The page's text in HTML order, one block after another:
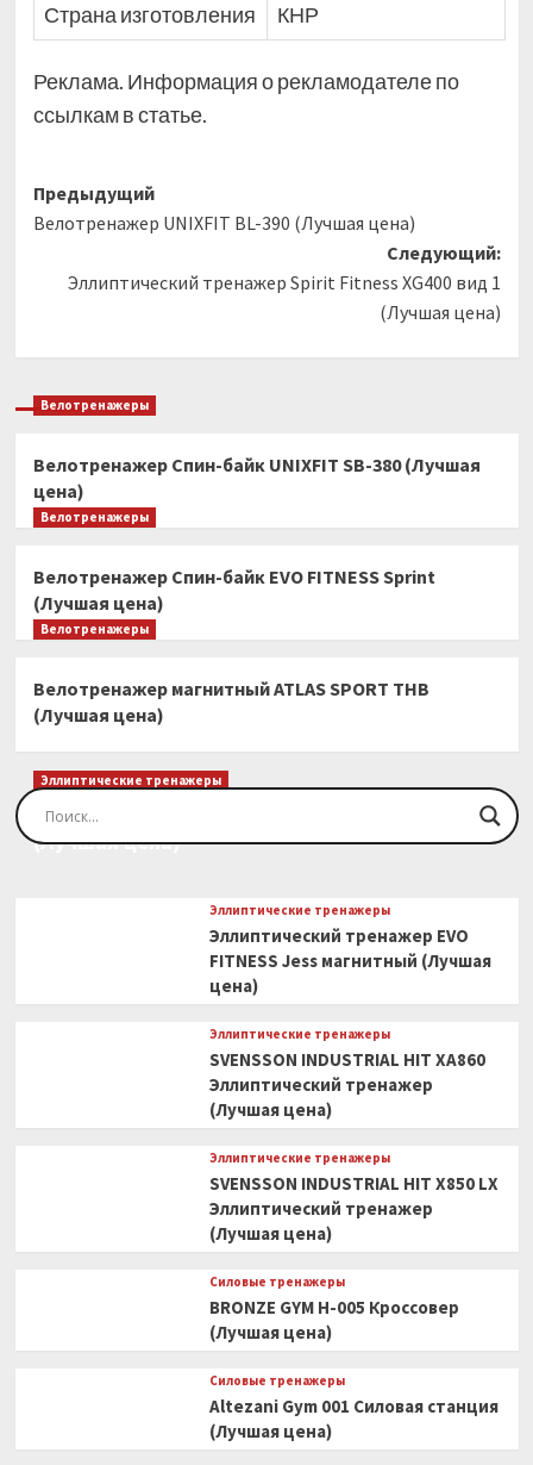
Страна изготовления
КНР
Реклама. Информация о рекламодателе по
ссылкам в статье.
Навигация
записи
Предыдущий
Велотренажер UNIXFIT BL-390 (Лучшая цена)
Следующий:
Эллиптический тренажер Spirit Fitness XG400 вид 1
(Лучшая цена)
Велотренажеры
Велотренажер Спин-байк UNIXFIT SB-380 (Лучшая
цена)
Велотренажеры
Велотренажер Спин-байк EVO FITNESS Sprint
(Лучшая цена)
Велотренажеры
Велотренажер магнитный ATLAS SPORT THB
(Лучшая цена)
Эллиптические тренажеры
Эллиптический тренажер EVO FITNESS Orion
(Лучшая цена)
Эллиптические тренажеры
Эллиптический тренажер EVO
FITNESS Jess магнитный (Лучшая
цена)
Эллиптические тренажеры
SVENSSON INDUSTRIAL HIT XA860
Эллиптический тренажер
(Лучшая цена)
Эллиптические тренажеры
SVENSSON INDUSTRIAL HIT X850 LX
Эллиптический тренажер
(Лучшая цена)
Силовые тренажеры
BRONZE GYM H-005 Кроссовер
(Лучшая цена)
Силовые тренажеры
Altezani Gym 001 Силовая станция
(Лучшая цена)